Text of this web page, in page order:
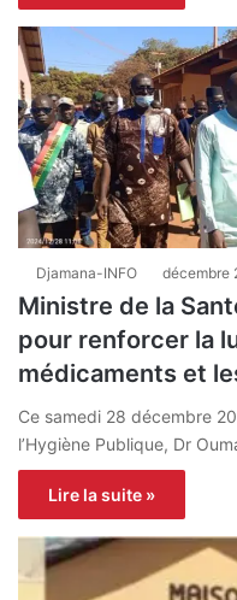
Djamana-INFO décembre
Ministre de la
pour renforcer la
médicaments et
Ce samedi 28 décembre
l’Hygiène Publique, Dr
Lire la suite »